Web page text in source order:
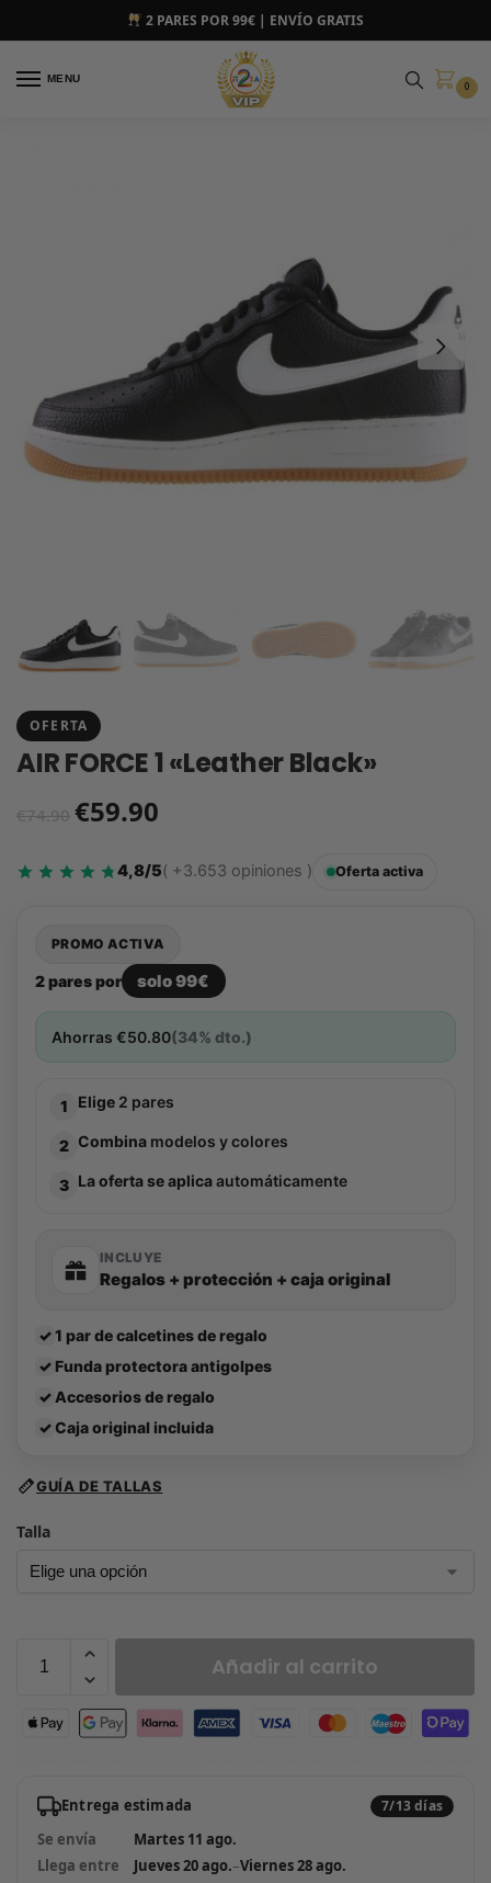
2 PARES POR 99€ | ENVÍO GRATIS
MENU
0
OFERTA
AIR FORCE 1 «Leather Black»
€74.90 €59.90
4,8/5( +3.653 opiniones ) Oferta activa
PROMO ACTIVA
2 pares por solo 99€
Ahorras €50.80(34% dto.)
1 Elige 2 pares
2 Combina modelos y colores
3 La oferta se aplicaautomáticamente
INCLUYE
Regalos + protección + caja original
✓1 par de calcetines de regalo
✓ Funda protectora antigolpes
✓ Accesorios de regalo
✓Caja original incluida
GUÍA DE TALLAS
Talla
Añadir al carrito
Entrega estimada 7/13 días
Se envía
Martes 11 ago.
Llega entre
Jueves 20 ago.–Viernes 28 ago.